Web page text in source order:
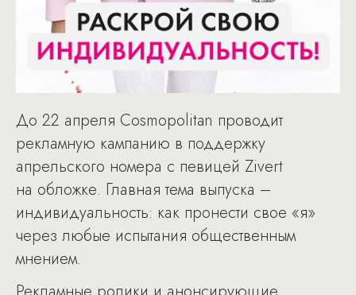
До 22 апреля Cosmopolitan проводит
рекламную кампанию в поддержку
апрельского номера с певицей Zivert
на обложке. Главная тема выпуска –
индивидуальность: как пронести свое «я»
через любые испытания общественным
мнением.